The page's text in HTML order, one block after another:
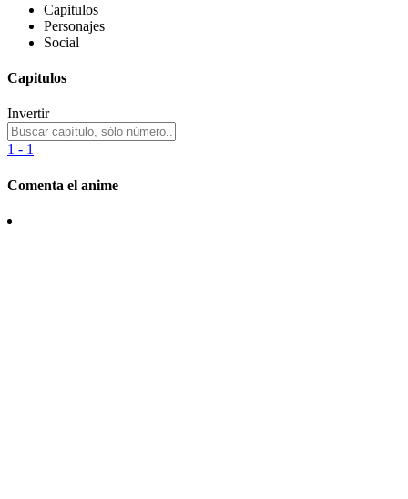
Capitulos
Personajes
Social
Capitulos
Invertir
1 - 1
Comenta el anime